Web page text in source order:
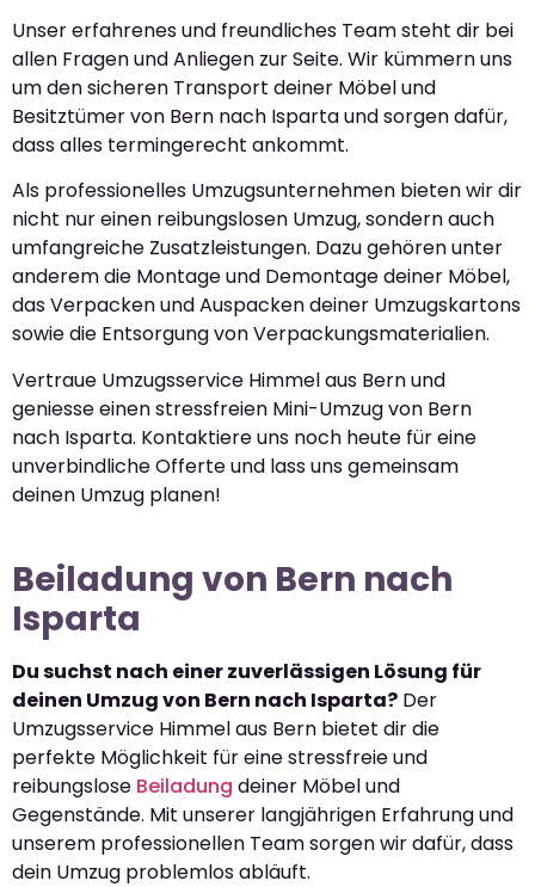
Unser erfahrenes und freundliches Team steht dir bei
allen Fragen und Anliegen zur Seite. Wir kümmern uns
um den sicheren Transport deiner Möbel und
Besitztümer von Bern nach Isparta und sorgen dafür,
dass alles termingerecht ankommt.
Als professionelles Umzugsunternehmen bieten wir dir
nicht nur einen reibungslosen Umzug, sondern auch
umfangreiche Zusatzleistungen. Dazu gehören unter
anderem die Montage und Demontage deiner Möbel,
das Verpacken und Auspacken deiner Umzugskartons
sowie die Entsorgung von Verpackungsmaterialien.
Vertraue Umzugsservice Himmel aus Bern und
geniesse einen stressfreien Mini-Umzug von Bern
nach Isparta. Kontaktiere uns noch heute für eine
unverbindliche Offerte und lass uns gemeinsam
deinen Umzug planen!
Beiladung von Bern nach
Isparta
Du suchst nach einer zuverlässigen Lösung für
deinen Umzug von Bern nach Isparta? Der
Umzugsservice Himmel aus Bern bietet dir die
perfekte Möglichkeit für eine stressfreie und
reibungslose Beiladung deiner Möbel und
Gegenstände. Mit unserer langjährigen Erfahrung und
unserem professionellen Team sorgen wir dafür, dass
dein Umzug problemlos abläuft.